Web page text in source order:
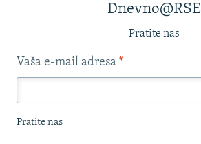
Dnevno@RSE
Pratite nas
Vaša e-mail adresa *
Pratite nas